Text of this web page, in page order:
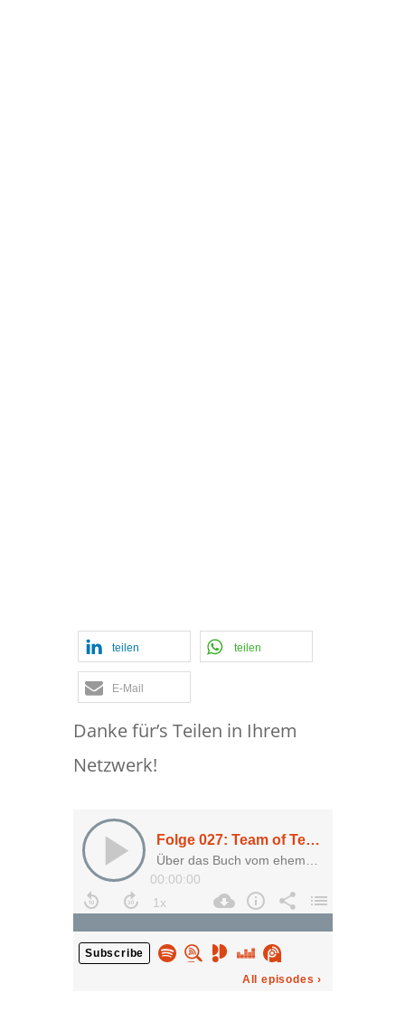
teilen teilen
E-Mail
Danke für’s Teilen in Ihrem
Netzwerk!